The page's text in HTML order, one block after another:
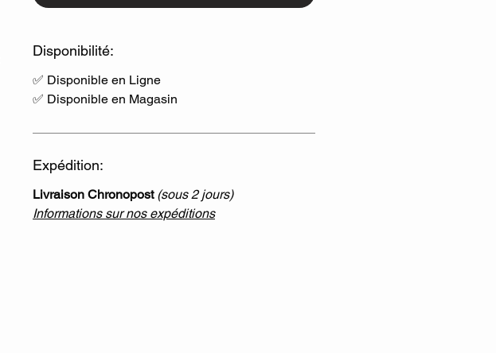
Disponibilité:
✅ Disponible en Ligne
✅ Disponible en Magasin
Expédition:
Livraison Chronopost (sous 2 jours)
Informations sur nos expéditions